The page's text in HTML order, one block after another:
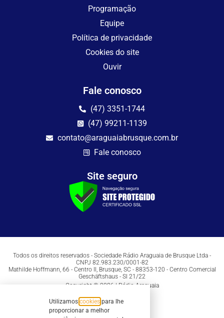
Programação
Equipe
Política de privacidade
Cookies do site
Ouvir
Fale conosco
(47) 3351-1744
(47) 99211-1139
contato@araguaiabrusque.com.br
Fale conosco
Site seguro
Todos os direitos reservados - Sociedade Rádio Araguaia de Brusque Ltda -
CNPJ 82.983.230/0001-82
Mathilde Hoffmann, 66 - Centro II, Brusque, SC - 88353-120 - Centro Comercial
Geschäftshaus - Sl 21/22
Copyright © 2026 | Rádio Araguaia
Utilizamos cookies para lhe
proporcionar a melhor